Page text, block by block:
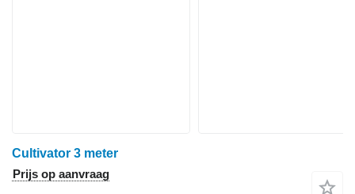
Cultivator 3 meter
Prijs op aanvraag